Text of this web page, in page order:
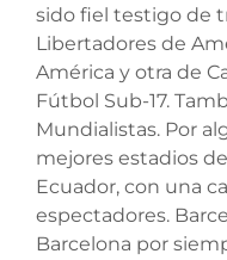
sido fiel testigo de
Libertadores de
América y otra de
Fútbol Sub-17.
Mundialistas. Por
mejores estadios
Ecuador, con una
espectadores.
Barcelona por